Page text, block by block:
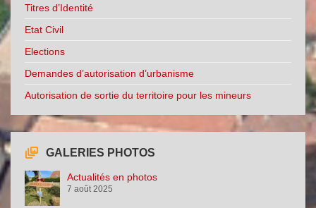
Titres d’Identité
Etat Civil
Elections
Demandes d’autorisation d’urbanisme
Autorisation de sortie du territoire pour les mineurs
GALERIES PHOTOS
Actualités en photos
7 août 2025